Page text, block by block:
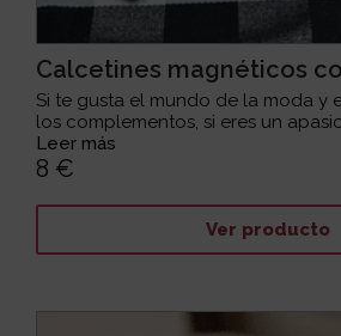
Calcetines magnéticos
Si te gusta el mundo de la moda y
los complementos, si eres un
Leer más
8 €
Ver producto